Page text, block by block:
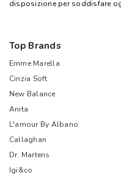
disposizione per soddisfare
Top Brands
Emme Marella
Cinzia Soft
New Balance
Anita
L'amour By Albano
Callaghan
Dr. Martens
Igi&co